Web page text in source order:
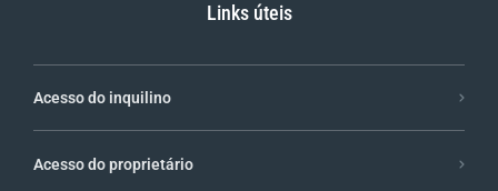
Links úteis
Acesso do inquilino
Acesso do proprietário